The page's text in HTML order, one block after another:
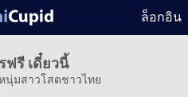
ล็อกอิน
ฟรี เดี๋ยวนี้
นุ่มสาวโสดชาวไทย